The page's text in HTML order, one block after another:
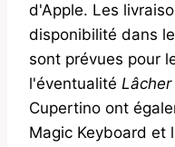
d'Apple. Les
disponibilité dans
sont prévues pour
l'éventualité Lâcher
Cupertino ont
Magic Keyboard et